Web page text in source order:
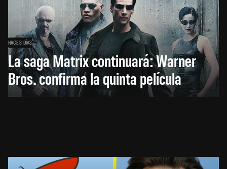
HACE 3 DÍAS
La saga Matrix continuará: Warner
Bros. confirma la quinta película